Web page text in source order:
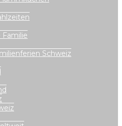
Familie
Schweiz